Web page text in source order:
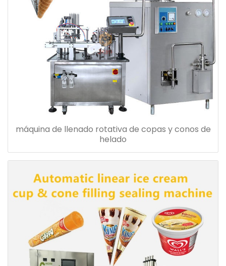
máquina de llenado rotativa de copas y conos de
helado